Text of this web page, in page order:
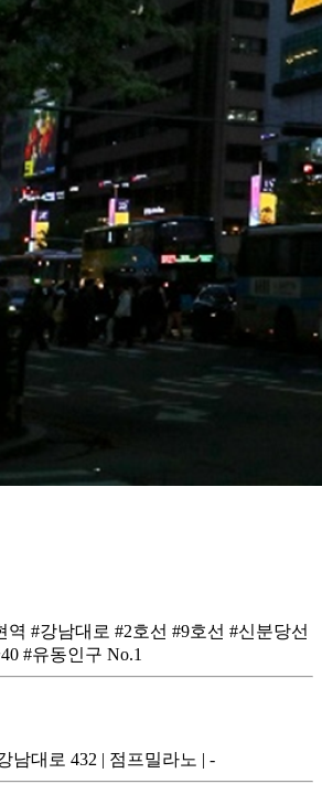
역 #강남대로 #2호선 #9호선 #신분당선
#유동인구 No.1
남대로 432 | 점프밀라노 | -